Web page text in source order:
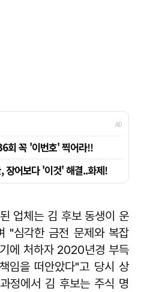
업체는 김 후보 동생이 운
"심각한 금전 문제와 복잡
에 처하자 2020년경 부득
임을 떠안았다"고 당시 상
정에서 김 후보는 주식 명